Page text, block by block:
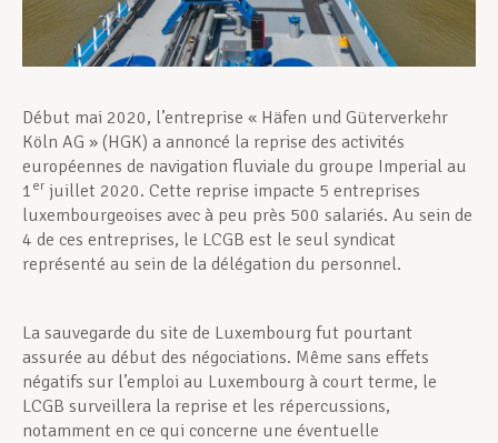
Début mai 2020, l’entreprise « Häfen und Güterverkehr
Köln AG » (HGK) a annoncé la reprise des activités
européennes de navigation fluviale du groupe Imperial au
1 er juillet 2020. Cette reprise impacte 5 entreprises
luxembourgeoises avec à peu près 500 salariés. Au sein de
4 de ces entreprises, le LCGB est le seul syndicat
représenté au sein de la délégation du personnel.
La sauvegarde du site de Luxembourg fut pourtant
assurée au début des négociations. Même sans effets
négatifs sur l’emploi au Luxembourg à court terme, le
LCGB surveillera la reprise et les répercussions,
notamment en ce qui concerne une éventuelle